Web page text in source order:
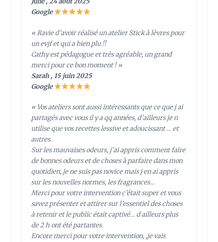
Google
« Ravie d’avoir réalisé un atelier Stick à lèvres pour
un evjf et qui a bien plu !!
Cathy est pédagogue et très agréable, un grand
merci pour ce bon moment ! »
Sarah , 15 juin 2025
Google
« Vos ateliers sont aussi intéressants que ce que j ai
partagés avec vous il y a qq années, d’ailleurs je n
utilise que vos recettes lessive et adoucissant … et
autres.
Sur les mauvaises odeurs, j’ai appris comment faire
de bonnes odeurs et de choses à parfaire dans mon
quotidien, je ne suis pas novice mais j en ai appris
sur les nouvelles normes, les fragrances…
Merci pour votre intervention c’était super et vous
savez présenter et attirer sur l’essentiel des choses
à retenir et le public était captivé… d ailleurs plus
de 2 h ont été partantes.
Encore merci pour votre intervention, ,je vais